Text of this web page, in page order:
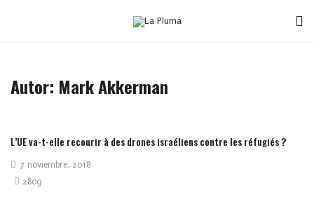
Autor: Mark Akkerman
L’UE va-t-elle recourir à des drones israéliens contre les réfugiés ?
7 noviembre, 2018
2809